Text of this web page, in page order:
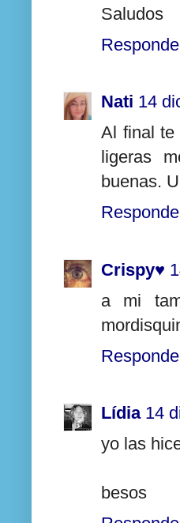
Saludos
Nati 14
Al final te
ligeras
buenas.
Crispy♥
a mi
Lídia 14
yo las
besos